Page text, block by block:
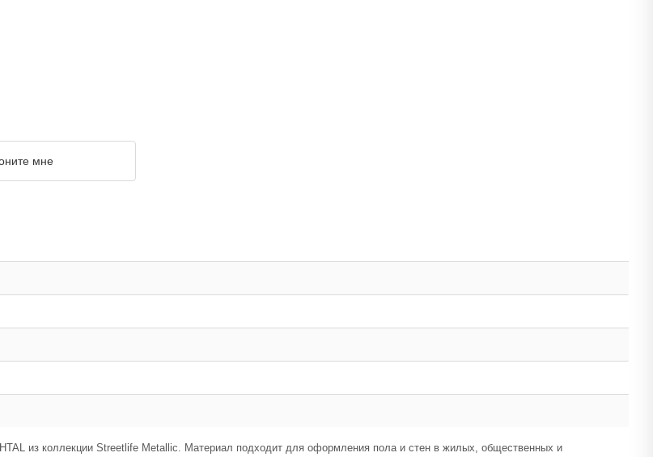
мне
из коллекции Streetlife Metallic. Материал подходит для оформления пола и стен в жилых, общественных и